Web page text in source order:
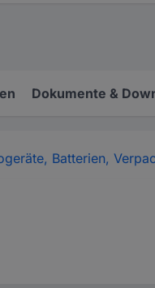
Dokumente &
Batterien,